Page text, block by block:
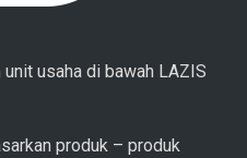
unit usaha di bawah LAZIS
produk – produk